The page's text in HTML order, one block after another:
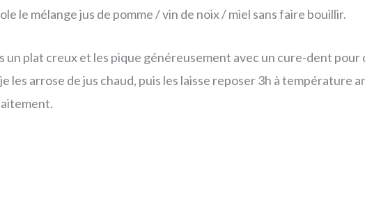
le mélange jus de pomme / vin de noix / miel sans faire bouillir.
un plat creux et les pique généreusement avec un cure-dent pour
les arrose de jus chaud, puis les laisse reposer 3h à température